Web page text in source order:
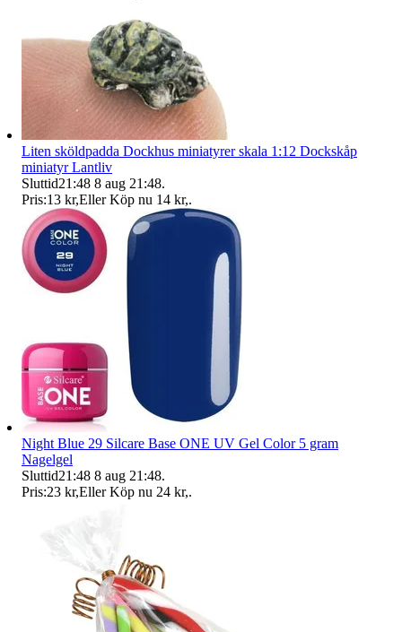
Liten sköldpadda Dockhus miniatyrer skala 1:12 Dockskåp
miniatyr Lantliv
Sluttid21:48 8 aug 21:48.
Pris:13 kr,Eller Köp nu 14 kr,.
Night Blue 29 Silcare Base ONE UV Gel Color 5 gram
Nagelgel
Sluttid21:48 8 aug 21:48.
Pris:23 kr,Eller Köp nu 24 kr,.